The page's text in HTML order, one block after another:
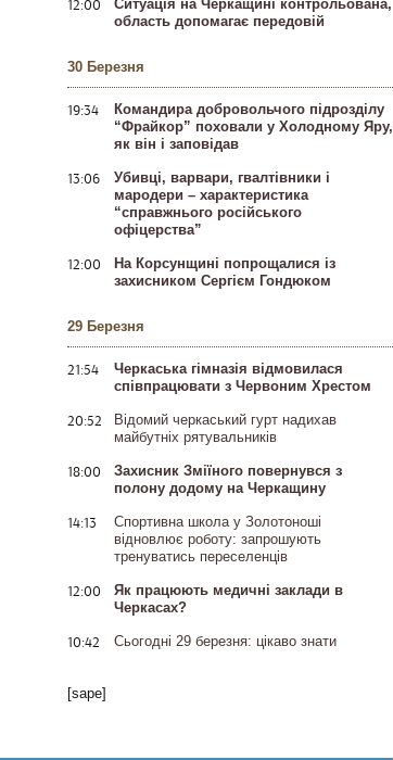
12:00
Ситуація на Черкащині контрольована,
область допомагає передовій
30 Березня
19:34
Командира добровольчого підрозділу
“Фрайкор” поховали у Холодному Яру,
як він і заповідав
13:06
Убивці, варвари, гвалтівники і
мародери – характеристика
“справжнього російського
офіцерства”
12:00
На Корсунщині попрощалися із
захисником Сергієм Гондюком
29 Березня
21:54
Черкаська гімназія відмовилася
співпрацювати з Червоним Хрестом
20:52
Відомий черкаський гурт надихав
майбутніх рятувальників
18:00
Захисник Зміїного повернувся з
полону додому на Черкащину
14:13
Спортивна школа у Золотоноші
відновлює роботу: запрошують
тренуватись переселенців
12:00
Як працюють медичні заклади в
Черкасах?
10:42 Сьогодні 29 березня: цікаво знати
[sape]